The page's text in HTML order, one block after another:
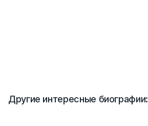
Другие интересные биографии: